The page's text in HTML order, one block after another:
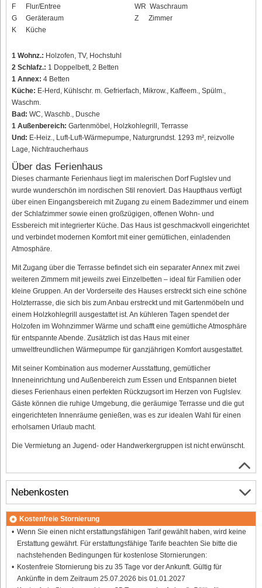
F
Flur/Entree
G
Geräteraum
K
Küche
WR Waschraum
Z
Zimmer
1 Wohnz.: Holzofen, TV, Hochstuhl
2 Schlafz.: 1 Doppelbett, 2 Betten
1 Annex: 4 Betten
Küche: E-Herd, Kühlschr. m. Gefrierfach, Mikrow., Kaffeem., Spülm.,
Waschm.
Bad: WC, Waschb., Dusche
1 Außenbereich: Gartenmöbel, Holzkohlegrill, Terrasse
Und: E-Heiz., Luft-Luft-Wärmepumpe, Naturgrundst. 1293 m², reizvolle
Lage, Nichtraucherhaus
Über das Ferienhaus
Dieses charmante Ferienhaus liegt im malerischen Dorf Fuglslev und
wurde wunderschön im nordischen Stil renoviert. Das Haupthaus verfügt
über einen Eingangsbereich mit Zugang zu einem Badezimmer und einem
der Schlafzimmer sowie einen großzügigen, offenen Wohn- und
Essbereich mit integrierter Küche. Das Haus ist geschmackvoll eingerichtet
und verbindet modernen Komfort mit einer gemütlichen, einladenden
Atmosphäre.
Mit Zugang über die Terrasse befindet sich ein separater Annex mit zwei
weiteren Zimmern mit jeweils zwei Einzelbetten – ideal für Familien oder
kleine Gruppen. An der Vorderseite des Hauses erstreckt sich eine schöne
Holzterrasse, die sich bis zum Anbau erstreckt und mit Gartenmöbeln und
einem Holzkohlegrill ausgestattet ist. An kühleren Tagen spendet der
Holzofen im Wohnzimmer Wärme und schafft eine gemütliche Atmosphäre
für entspannte Abende. Zusätzlich ist das Haus mit einer
umweltfreundlichen Wärmepumpe für ganzjährigen Komfort ausgestattet.
Mit seiner Kombination aus moderner Ausstattung, gemütlicher
Inneneinrichtung und Außenbereich zum Essen und Entspannen bietet
dieses Ferienhaus einen perfekten Rückzugsort im Herzen von Fuglslev.
Gäste können die ruhige Umgebung, die geräumige Terrasse und die gut
eingerichteten Innenräume genießen, was es zur idealen Wahl für einen
erholsamen Urlaub macht.
Die Vermietung an Jugend- oder Handwerkergruppen ist nicht erwünscht.
Nebenkosten
Kostenfreie Stornierung
Wenn Sie einen nicht erstattungsfähigen Tarif gewählt haben, wird keine
Erstattung gewährt. Für erstattungsfähige Tarife beachten Sie bitte die
nachstehenden Bedingungen für kostenlose Stornierungen:
Kostenfreie Stornierung bis zu 35 Tage vor der Ankunft. Gültig für
Ankünfte in dem Zeitraum 25.07.2026 bis 01.01.2027